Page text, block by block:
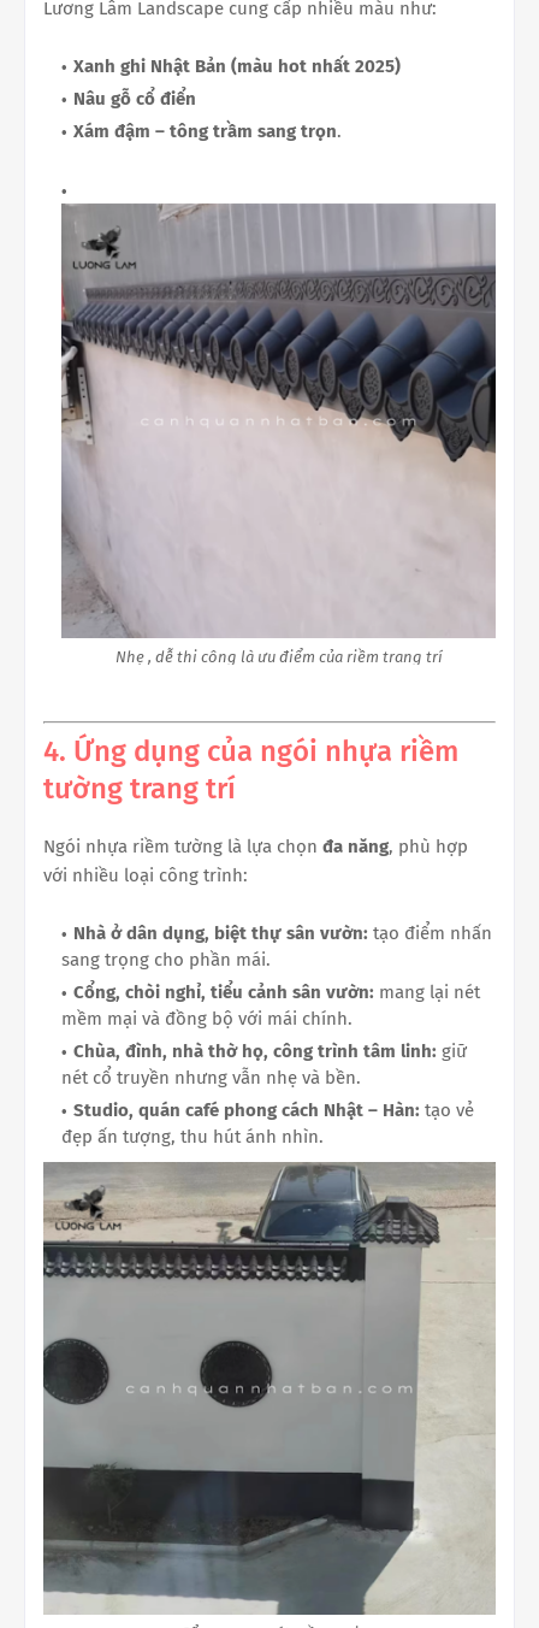
Lương Lâm Landscape cung cấp nhiều màu như:
Xanh ghi Nhật Bản (màu hot nhất 2025)
Nâu gỗ cổ điển
Xám đậm – tông trầm sang trọn.
Nhẹ , dễ thi công là ưu điểm của riềm trang trí
4. Ứng dụng của ngói nhựa riềm
tường trang trí
Ngói nhựa riềm tường là lựa chọn đa năng, phù hợp
với nhiều loại công trình:
Nhà ở dân dụng, biệt thự sân vườn: tạo điểm nhấn
sang trọng cho phần mái.
Cổng, chòi nghỉ, tiểu cảnh sân vườn: mang lại nét
mềm mại và đồng bộ với mái chính.
Chùa, đình, nhà thờ họ, công trình tâm linh: giữ
nét cổ truyền nhưng vẫn nhẹ và bền.
Studio, quán café phong cách Nhật – Hàn: tạo vẻ
đẹp ấn tượng, thu hút ánh nhìn.